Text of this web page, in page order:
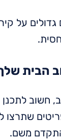
על
הבית
חשוב לתכנן
משם.